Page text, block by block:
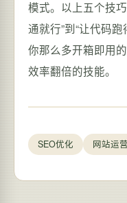
模式。以上五个技
通就行”到“让代码
你那么多开箱即用
效率翻倍的技能。
SEO优化 网站运营